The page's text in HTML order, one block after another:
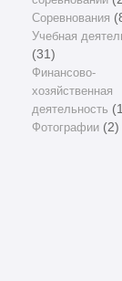
Соревнования
Учебная
(31)
Финансово-
хозяйственная
деятельность
Фотографии(2)